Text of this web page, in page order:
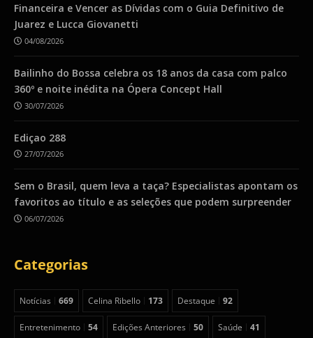
Financeira e Vencer as Dívidas com o Guia Definitivo de
Juarez e Lucca Giovanetti
04/08/2026
Bailinho do Bossa celebra os 18 anos da casa com palco
360º e noite inédita na Ópera Concept Hall
30/07/2026
Ediçao 288
27/07/2026
Sem o Brasil, quem leva a taça? Especialistas apontam os
favoritos ao título e as seleções que podem surpreender
06/07/2026
Categorias
Notícias 669 Celina Ribello 173 Destaque 92
Entretenimento 54 Edições Anteriores 50 Saúde 41